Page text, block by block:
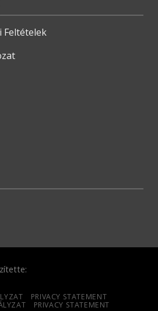
Feltételek
PRIVACY STATEMENT
PRIVACY STATEMENT